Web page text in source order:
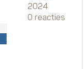
2024
0 reacties